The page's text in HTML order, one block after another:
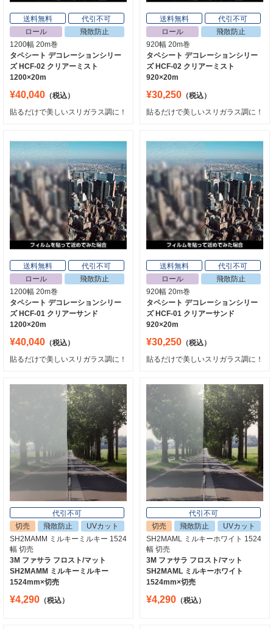
送料無料
代引不可
ロール
飛散防止
1200幅 20m巻
タペシート デコレーションシリー
ズ HCF-02 クリアーミスト
1200×20m
¥40,040 （税込）
貼るだけで美しいスリガラス調に！
送料無料
代引不可
ロール
飛散防止
920幅 20m巻
タペシート デコレーションシリー
ズ HCF-02 クリアーミスト
920×20m
¥30,250 （税込）
貼るだけで美しいスリガラス調に！
送料無料
代引不可
ロール
飛散防止
1200幅 20m巻
タペシート デコレーションシリー
ズ HCF-01 クリアーサンド
1200×20m
¥40,040 （税込）
貼るだけで美しいスリガラス調に！
送料無料
代引不可
ロール
飛散防止
920幅 20m巻
タペシート デコレーションシリー
ズ HCF-01 クリアーサンド
920×20m
¥30,250 （税込）
貼るだけで美しいスリガラス調に！
代引不可
切売
飛散防止
UVカット
SH2MAMM ミルキーミルキー 1524
幅 切売
3M ファサラ フロスト/マット
SH2MAMM ミルキーミルキー
1524mm×切売
¥4,290 （税込）
代引不可
切売
飛散防止
UVカット
SH2MAML ミルキーホワイト 1524
幅 切売
3M ファサラ フロスト/マット
SH2MAML ミルキーホワイト
1524mm×切売
¥4,290 （税込）